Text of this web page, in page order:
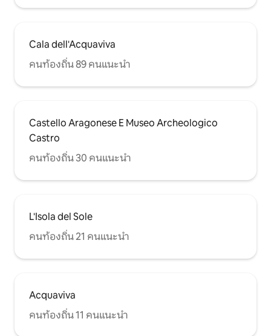
Cala dell'Acquaviva
คนท้องถิ่น 89 คนแนะนำ
Castello Aragonese E Museo Archeologico
Castro
คนท้องถิ่น 30 คนแนะนำ
L'Isola del Sole
คนท้องถิ่น 21 คนแนะนำ
Acquaviva
คนท้องถิ่น 11 คนแนะนำ